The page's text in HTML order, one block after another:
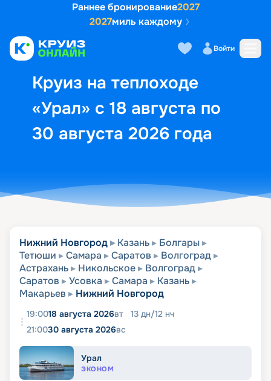
Раннее бронирование2027
2027миль каждому
Войти
Круиз на теплоходе
«Урал» с 18 августа по
30 августа 2026 года
Выбор кают Маршрут и
Нижний Новгород Казань
Болгары
Тетюши
Самара Саратов
Волгоград
Астрахань
Никольское
Волгоград
Саратов
Усовка Самара
Казань
Макарьев
Нижний Новгород
19:0018 августа 2026вт 13 дн/12 нч
21:0030 августа 2026вс
Урал
ЭКОНОМ